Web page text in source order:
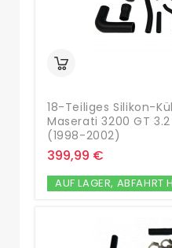
18-Teiliges Silikon-
Maserati 3200 GT
(1998-2002)
399,99 €
AUF LAGER, ABFAHRT